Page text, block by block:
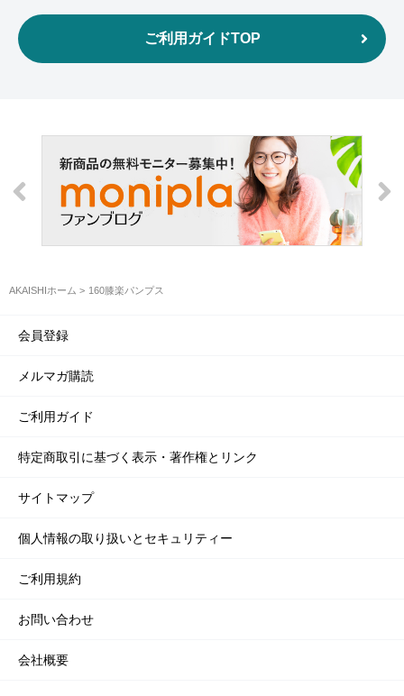
ご利用ガイドTOP
AKAISHIホーム 160膝楽パンプス
会員登録
メルマガ購読
ご利用ガイド
特定商取引に基づく表示・著作権とリンク
サイトマップ
個人情報の取り扱いとセキュリティー
ご利用規約
お問い合わせ
会社概要